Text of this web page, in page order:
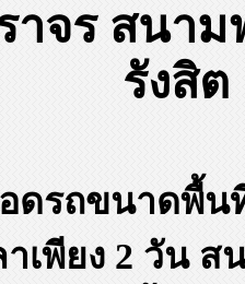
าจร สนา
รังสิต
ดรถขนาดพื้น
าเพียง 2 วัน